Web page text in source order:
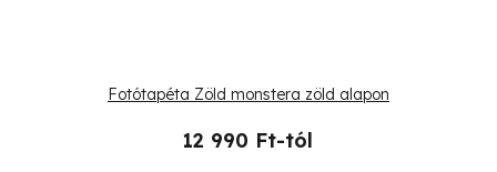
Fotótapéta Zöld monstera zöld alapon
12 990 Ft-tól